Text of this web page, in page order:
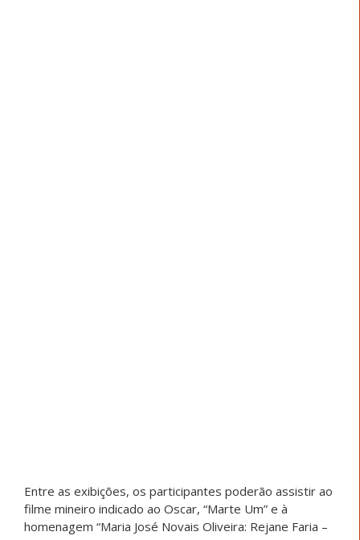
Entre as exibições, os participantes poderão assistir ao
filme mineiro indicado ao Oscar, “Marte Um” e à
homenagem “Maria José Novais Oliveira: Rejane Faria –